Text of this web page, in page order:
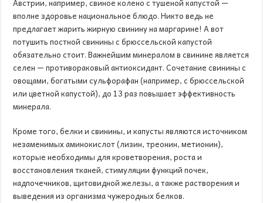
Австрии, например, свиное колено с тушеной капустой —
вполне здоровье национальное блюдо. Никто ведь не
предлагает жарить жирную свинину на маргарине! А вот
потушить постной свинины с брюссельской капустой
обязательно стоит. Важнейшим минералом в свинине является
селен — противораковый антиоксидант. Сочетание свинины с
овощами, богатыми сульфорафан (например, с брюссельской
или цветной капустой), до 13 раз повышает эффективность
минерала.
Кроме того, белки и свинины, и капусты являются источником
незаменимых аминокислот (лизин, треонин, метионин),
которые необходимы для кроветворения, роста и
восстановления тканей, стимуляции функций почек,
надпочечников, щитовидной железы, а также растворения и
выведения из организма чужеродных белков.